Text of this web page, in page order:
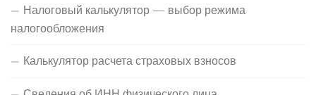
Налоговый калькулятор — выбор режима
налогообложения
Калькулятор расчета страховых взносов